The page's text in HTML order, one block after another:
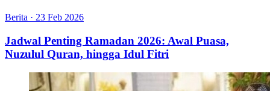
Berita · 23 Feb 2026
Jadwal Penting Ramadan 2026: Awal Puasa,
Nuzulul Quran, hingga Idul Fitri